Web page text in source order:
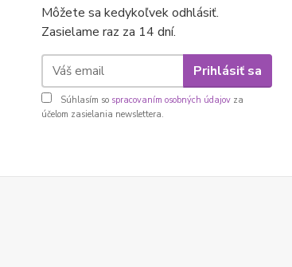
Môžete sa kedykoľvek odhlásiť.
Zasielame raz za 14 dní.
Prihlásiť sa
Súhlasím so spracovaním osobných údajov za
účelom zasielania newslettera.